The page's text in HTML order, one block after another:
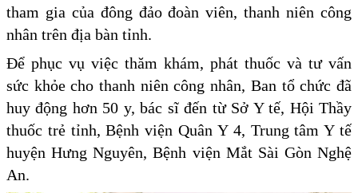
tham gia của đông đảo đoàn viên, thanh niên công
nhân trên địa bàn tỉnh.
Để phục vụ việc thăm khám, phát thuốc và tư vấn
sức khỏe cho thanh niên công nhân, Ban tổ chức đã
huy động hơn 50 y, bác sĩ đến từ Sở Y tế, Hội Thầy
thuốc trẻ tỉnh, Bệnh viện Quân Y 4, Trung tâm Y tế
huyện Hưng Nguyên, Bệnh viện Mắt Sài Gòn Nghệ
An.